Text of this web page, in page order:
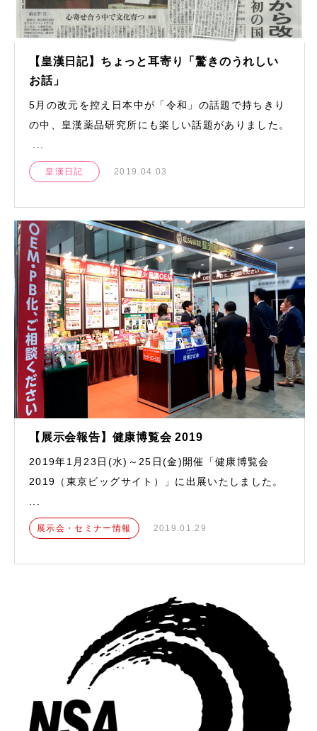
【皇漢日記】ちょっと耳寄り「驚きのうれしい
お話」
5月の改元を控え日本中が「令和」の話題で持ちきり
の中、皇漢薬品研究所にも楽しい話題がありました。
皇漢日記 2019.04.03
【展示会報告】健康博覧会 2019
2019年1月23日(水)～25日(金)開催「健康博覧会
2019（東京ビッグサイト）」に出展いたしました。
展示会・セミナー情報 2019.01.29